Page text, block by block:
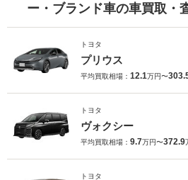
ー・ブランド車の車買取・
トヨタ
プリウス
平均買取相場： 12.1万円〜
トヨタ
ヴォクシー
平均買取相場： 9.7万円〜372.9
トヨタ